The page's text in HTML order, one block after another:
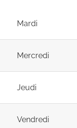
Mardi
Mercredi
Jeudi
Vendredi